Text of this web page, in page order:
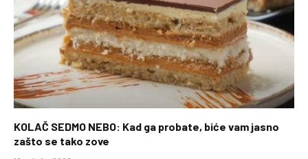
KOLAČ SEDMO NEBO: Kad ga probate, biće vam jasno
zašto se tako zove